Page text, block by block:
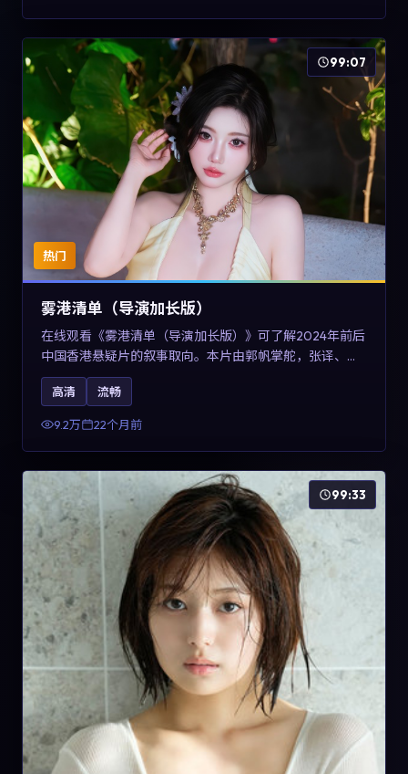
热门
99:07
雾港清单（导演加长版）
在线观看《雾港清单（导演加长版）》可了解2024年前后
中国香港悬疑片的叙事取向。本片由郭帆掌舵，张译、王
景春与咏梅主演，情节通过音乐与声音设计强化情绪张
力，兼具娱乐性与讨论空间，适合作为片单补充与类型对
比参考。
高清 流畅
9.2万 22个月前
99:33